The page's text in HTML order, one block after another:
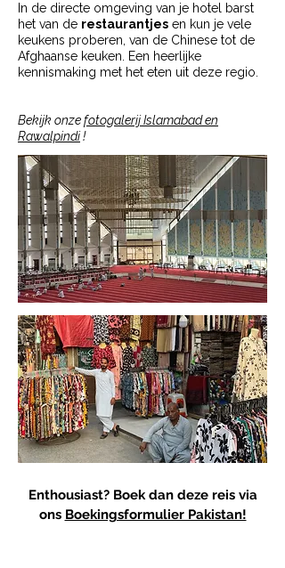
In de directe omgeving van je hotel barst
het van de restaurantjes en kun je vele
keukens proberen, van de Chinese tot de
Afghaanse keuken. Een heerlijke
kennismaking met het eten uit deze regio.
Bekijk onzefotogalerij Islamabad en
Rawalpindi!
Enthousiast? Boek dan deze reis via
ons Boekingsformulier Pakistan!